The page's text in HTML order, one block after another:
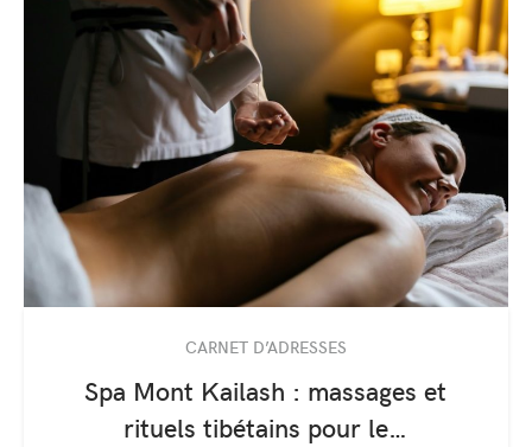
CARNET D’ADRESSES
Spa Mont Kailash : massages et
rituels tibétains pour le…